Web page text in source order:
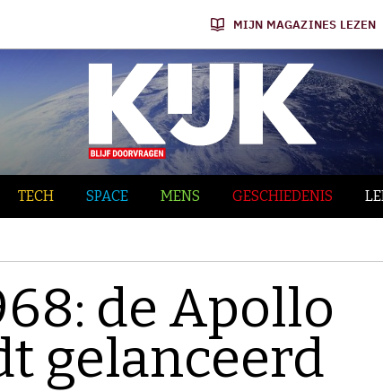
MIJN MAGAZINES LEZEN
TECH SPACE MENS GESCHIEDENIS
de Apollo
gelanceerd